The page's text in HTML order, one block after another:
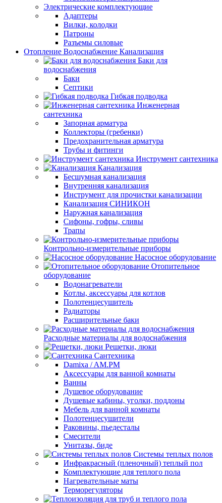
Электрические комплектующие
Адаптеры
Вилки, колодки
Патроны
Разъемы силовые
Отопление Водоснабжение Канализация
Баки для
водоснабжения
Баки
Септики
Гибкая подводка
Инженерная
сантехника
Запорная арматура
Коллекторы (гребенки)
Предохранительная арматура
Трубы и фитинги
Инструмент сантехника
Канализация
Бесшумная канализация
Внутренняя канализация
Инструмент для прочистки канализации
Канализация СИНИКОН
Наружная канализация
Сифоны, гофры, сливы
Трапы
Контрольно-измерительные приборы
Насосное оборудование
Отопительное
оборудование
Водонагреватели
Котлы, аксессуары для котлов
Полотенцесушитель
Радиаторы
Расширительные баки
Расходные материалы для водоснабжения
Решетки, люки
Сантехника
Damixa / AM.PM
Аксессуары для ванной комнаты
Ванны
Душевое оборудование
Душевые кабины, уголки, поддоны
Мебель для ванной комнаты
Полотенцесушители
Раковины, пьедесталы
Смесители
Унитазы, биде
Системы теплых полов
Инфракрасный (пленочный) теплый пол
Комплектующие для теплого пола
Нагревательные маты
Терморегуляторы